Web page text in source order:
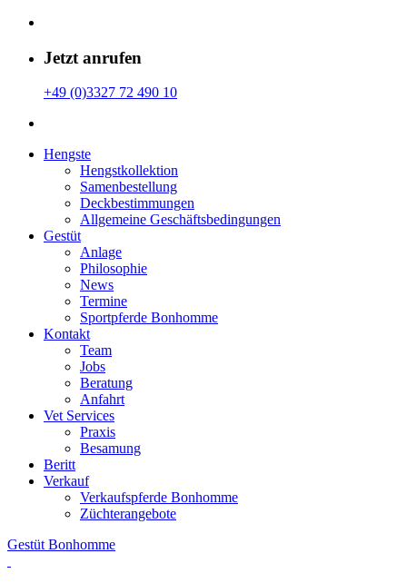
Jetzt anrufen
+49 (0)3327 72 490 10
Hengste
Hengstkollektion
Samenbestellung
Deckbestimmungen
Allgemeine Geschäfts­bedingungen
Gestüt
Anlage
Philosophie
News
Termine
Sportpferde Bonhomme
Kontakt
Team
Jobs
Beratung
Anfahrt
Vet Services
Praxis
Besamung
Beritt
Verkauf
Verkaufspferde Bonhomme
Züchterangebote
Gestüt Bonhomme